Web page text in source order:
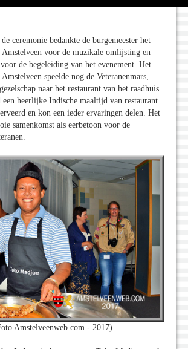
ceremonie bedankte de burgemeester het
voor de muzikale omlijsting en
de begeleiding van het evenement. Het
speelde nog de Veteranenmars,
naar het restaurant van het raadhuis
heerlijke Indische maaltijd van restaurant
en kon een ieder ervaringen delen. Het
samenkomst als eerbetoon voor de
Amstelveenweb.com - 2017)